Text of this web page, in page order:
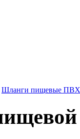
Шланги пищевые ПВХ